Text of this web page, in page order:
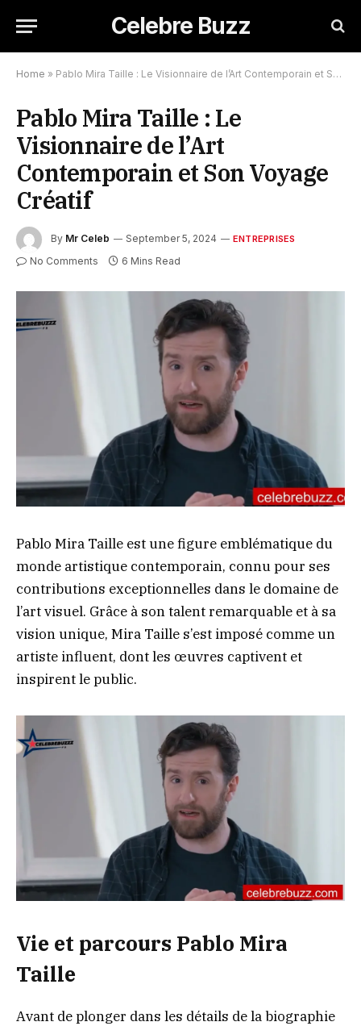
Celebre Buzz
Home » Pablo Mira Taille : Le Visionnaire de l’Art Contemporain et Son Voyage Créatif
Pablo Mira Taille : Le
Visionnaire de l’Art
Contemporain et Son Voyage
Créatif
By Mr Celeb September 5, 2024 ENTREPRISES
No Comments 6 Mins Read
Pablo Mira Taille est une figure emblématique du
monde artistique contemporain, connu pour ses
contributions exceptionnelles dans le domaine de
l’art visuel. Grâce à son talent remarquable et à sa
vision unique, Mira Taille s’est imposé comme un
artiste influent, dont les œuvres captivent et
inspirent le public.
Vie et parcours Pablo Mira
Taille
Avant de plonger dans les détails de la biographie